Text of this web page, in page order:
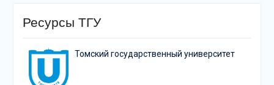
Ресурсы ТГУ
Томский государственный университет